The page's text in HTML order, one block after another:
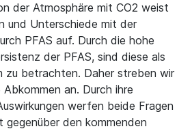
der Atmosphäre mit CO2 weist
und Unterschiede mit der
PFAS auf. Durch die hohe
der PFAS, sind diese als
zu betrachten. Daher streben wir
an. Durch ihre
werfen beide Fragen
gegenüber den kommenden